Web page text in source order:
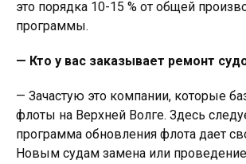
это порядка 10-15 % от общей
программы.
— Кто у вас заказывает ремонт
— Зачастую это компании, которые
флоты на Верхней Волге. Здесь
программа обновления флота дает
Новым судам замена или